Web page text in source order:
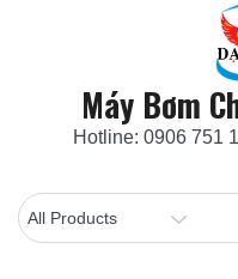
Máy Bơm
Hotline: 0906 751